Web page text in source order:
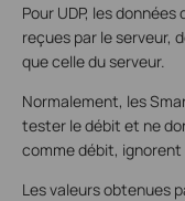
Pour UDP, les
reçues par le serveur,
que celle du serveur.
Normalement, les
tester le débit et ne
comme débit, ignorent
Les valeurs obtenues